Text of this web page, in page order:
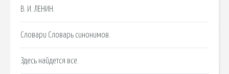
В. И. ЛЕНИН.
Словари Словарь синонимов.
Здесь найдется все.